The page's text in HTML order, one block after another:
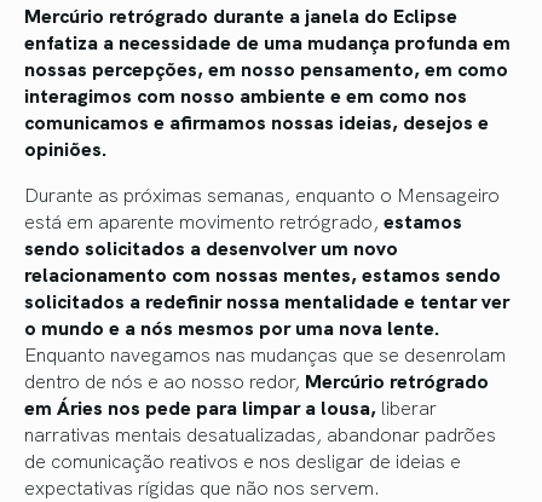
Mercúrio retrógrado durante a janela do Eclipse
enfatiza a necessidade de uma mudança profunda em
nossas percepções, em nosso pensamento, em como
interagimos com nosso ambiente e em como nos
comunicamos e afirmamos nossas ideias, desejos e
opiniões.
Durante as próximas semanas, enquanto o Mensageiro
está em aparente movimento retrógrado, estamos
sendo solicitados a desenvolver um novo
relacionamento com nossas mentes, estamos sendo
solicitados a redefinir nossa mentalidade e tentar ver
o mundo e a nós mesmos por uma nova lente.
Enquanto navegamos nas mudanças que se desenrolam
dentro de nós e ao nosso redor, Mercúrio retrógrado
em Áries nos pede para limpar a lousa, liberar
narrativas mentais desatualizadas, abandonar padrões
de comunicação reativos e nos desligar de ideias e
expectativas rígidas que não nos servem.